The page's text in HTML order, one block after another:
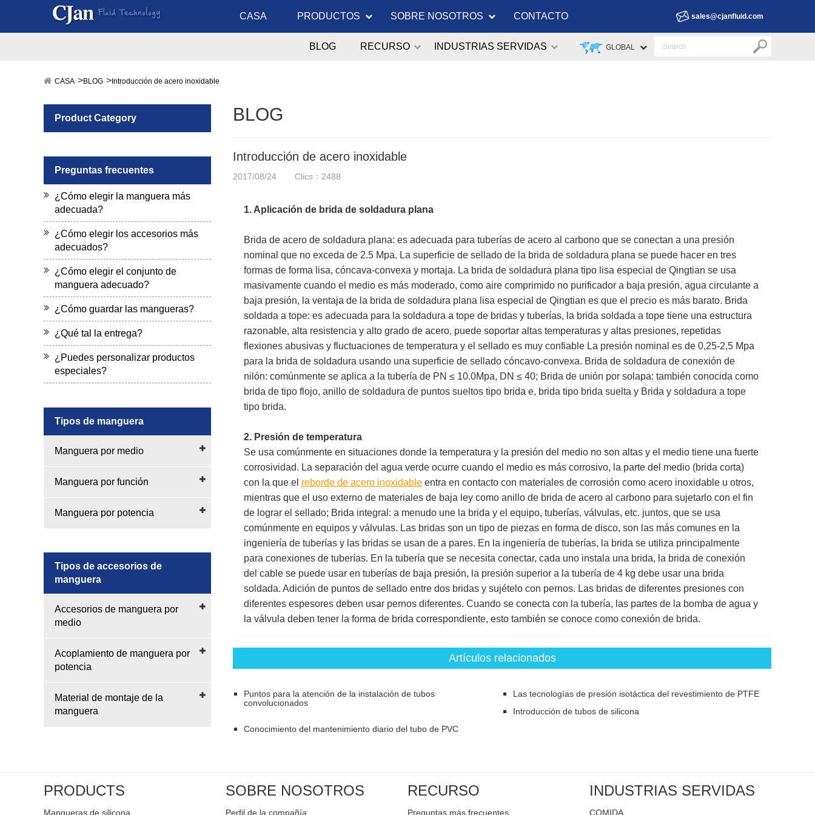
CASA PRODUCTOS SOBRE NOSOTROS CONTACTO sales@cjanfluid.com
GLOBAL
BLOG RECURSO INDUSTRIAS SERVIDAS
CASA BLOG Introducción de acero inoxidable
Product Category
Preguntas frecuentes
¿Cómo elegir la manguera más
adecuada?
¿Cómo elegir los accesorios más
adecuados?
¿Cómo elegir el conjunto de
manguera adecuado?
¿Cómo guardar las mangueras?
¿Qué tal la entrega?
¿Puedes personalizar productos
especiales?
Tipos de manguera
Manguera por medio
Manguera por función
Manguera por potencia
Tipos de accesorios de
manguera
Accesorios de manguera por
medio
Acoplamiento de manguera por
potencia
Material de montaje de la
manguera
BLOG
Introducción de acero inoxidable
2017/08/24 Clics：2488
1. Aplicación de brida de soldadura plana
Brida de acero de soldadura plana: es adecuada para tuberías de acero al carbono que se conectan a una presión
nominal que no exceda de 2.5 Mpa. La superficie de sellado de la brida de soldadura plana se puede hacer en tres
formas de forma lisa, cóncava-convexa y mortaja. La brida de soldadura plana tipo lisa especial de Qingtian se usa
masivamente cuando el medio es más moderado, como aire comprimido no purificador a baja presión, agua circulante a
baja presión, la ventaja de la brida de soldadura plana lisa especial de Qingtian es que el precio es más barato. Brida
soldada a tope: es adecuada para la soldadura a tope de bridas y tuberías, la brida soldada a tope tiene una estructura
razonable, alta resistencia y alto grado de acero, puede soportar altas temperaturas y altas presiones, repetidas
flexiones abusivas y fluctuaciones de temperatura y el sellado es muy confiable La presión nominal es de 0,25-2,5 Mpa
para la brida de soldadura usando una superficie de sellado cóncavo-convexa. Brida de soldadura de conexión de
nilón: comúnmente se aplica a la tubería de PN ≤ 10.0Mpa, DN ≤ 40; Brida de unión por solapa: también conocida como
brida de tipo flojo, anillo de soldadura de puntos sueltos tipo brida e, brida tipo brida suelta y Brida y soldadura a tope
tipo brida.
2. Presión de temperatura
Se usa comúnmente en situaciones donde la temperatura y la presión del medio no son altas y el medio tiene una fuerte
corrosividad. La separación del agua verde ocurre cuando el medio es más corrosivo, la parte del medio (brida corta)
con la que el reborde de acero inoxidableentra en contacto con materiales de corrosión como acero inoxidable u otros,
mientras que el uso externo de materiales de baja ley como anillo de brida de acero al carbono para sujetarlo con el fin
de lograr el sellado; Brida integral: a menudo une la brida y el equipo, tuberías, válvulas, etc. juntos, que se usa
comúnmente en equipos y válvulas. Las bridas son un tipo de piezas en forma de disco, son las más comunes en la
ingeniería de tuberías y las bridas se usan de a pares. En la ingeniería de tuberías, la brida se utiliza principalmente
para conexiones de tuberías. En la tubería que se necesita conectar, cada uno instala una brida, la brida de conexión
del cable se puede usar en tuberías de baja presión, la presión superior a la tubería de 4 kg debe usar una brida
soldada. Adición de puntos de sellado entre dos bridas y sujételo con pernos. Las bridas de diferentes presiones con
diferentes espesores deben usar pernos diferentes. Cuando se conecta con la tubería, las partes de la bomba de agua y
la válvula deben tener la forma de brida correspondiente, esto también se conoce como conexión de brida.
Artículos relacionados
Puntos para la atención de la instalación de tubos
convolucionados
Las tecnologías de presión isotáctica del revestimiento de PTFE
Introducción de tubos de silicona
Conocimiento del mantenimiento diario del tubo de PVC
PRODUCTS
Mangueras de silicona
SOBRE NOSOTROS
Perfil de la compañía
RECURSO
Preguntas más frecuentes
INDUSTRIAS SERVIDAS
COMIDA